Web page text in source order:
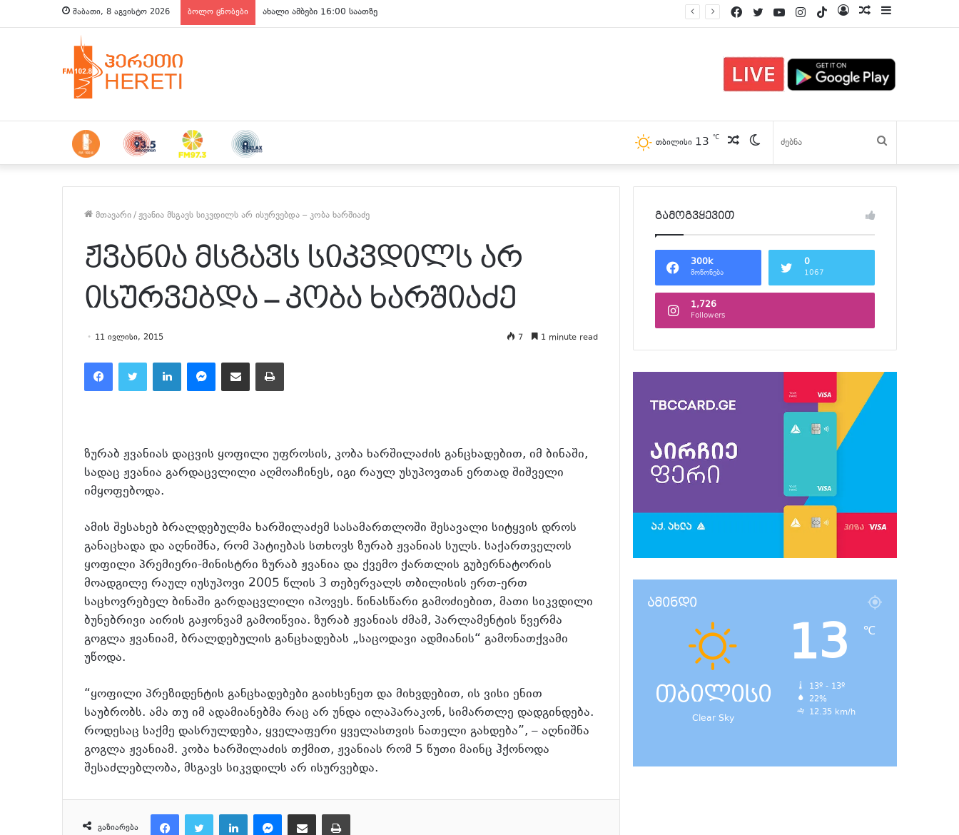
შაბათი, 8 აგვისტო 2026 ბოლო ცნობები ახალი ამბები 16:00 საათზე პოსტები
Log
TikTok
Instagram
YouTube
Twitter
Facebook
Switch
skin
პოსტები
თბილისი 13 ℃
მთავარი/ჟვანია მსგავს სიკვდილს არ ისურვებდა – კობა ხარშიაძე
ჟვანია მსგავს სიკვდილს არ
ისურვებდა – კობა ხარშიაძე
11 ივლისი, 2015 7 1 minute read
ზურაბ ჟვანიას დაცვის ყოფილი უფროსის, კობა ხარშილაძის განცხადებით, იმ ბინაში,
სადაც ჟვანია გარდაცვლილი აღმოაჩინეს, იგი რაულ უსუპოვთან ერთად შიშველი
იმყოფებოდა.
ამის შესახებ ბრალდებულმა ხარშილაძემ სასამართლოში შესავალი სიტყვის დროს
განაცხადა და აღნიშნა, რომ პატიებას სთხოვს ზურაბ ჟვანიას სულს. საქართველოს
ყოფილი პრემიერი-მინისტრი ზურაბ ჟვანია და ქვემო ქართლის გუბერნატორის
მოადგილე რაულ იუსუპოვი 2005 წლის 3 თებერვალს თბილისის ერთ-ერთ
საცხოვრებელ ბინაში გარდაცვლილი იპოვეს. წინასწარი გამოძიებით, მათი სიკვდილი
ბუნებრივი აირის გაჟონვამ გამოიწვია. ზურაბ ჟვანიას ძმამ, პარლამენტის წვერმა
გოგლა ჟვანიამ, ბრალდებულის განცხადებას „საცოდავი ადმიანის“ გამონათქვამი
უწოდა.
“ყოფილი პრეზიდენტის განცხადებები გაიხსენეთ და მიხვდებით, ის ვისი ენით
საუბრობს. ამა თუ იმ ადამიანებმა რაც არ უნდა ილაპარაკონ, სიმართლე დადგინდება.
როდესაც საქმე დასრულდება, ყველაფერი ყველასთვის ნათელი გახდება”, – აღნიშნა
გოგლა ჟვანიამ. კობა ხარშილაძის თქმით, ჟვანიას რომ 5 წუთი მაინც ჰქონოდა
შესაძლებლობა, მსგავს სიკვდილს არ ისურვებდა.
გაზიარება
გამოგვყევით
300k
მოწონება
0
1067
1,726
Followers
ამინდი
თბილისი
Clear Sky
13 ℃
13º - 13º
22%
12.35 km/h